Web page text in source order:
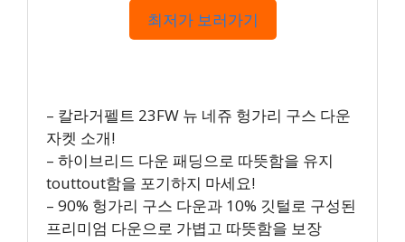
최저가 보러가기
– 칼라거펠트 23FW 뉴 네쥬 헝가리 구스 다운
자켓 소개!
– 하이브리드 다운 패딩으로 따뜻함을 유지
touttout함을 포기하지 마세요!
– 90% 헝가리 구스 다운과 10% 깃털로 구성된
프리미엄 다운으로 가볍고 따뜻함을 보장